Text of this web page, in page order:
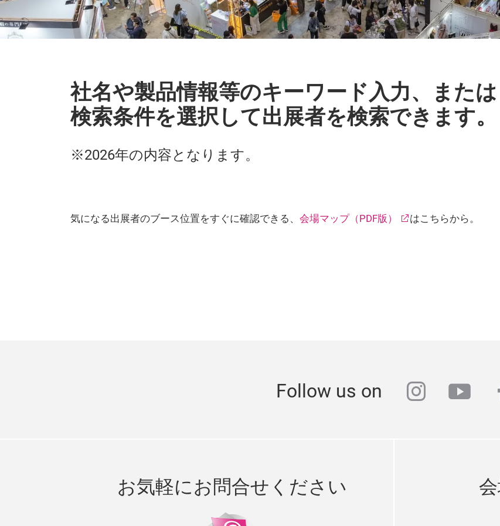
社名や製品情報等のキーワード入力、または
検索条件を選択して出展者を検索できます。
※2026年の内容となります。
気になる出展者のブース位置をすぐに確認できる、 会場マップ（PDF版） はこちらから。
Follow us on
お気軽にお問合せください